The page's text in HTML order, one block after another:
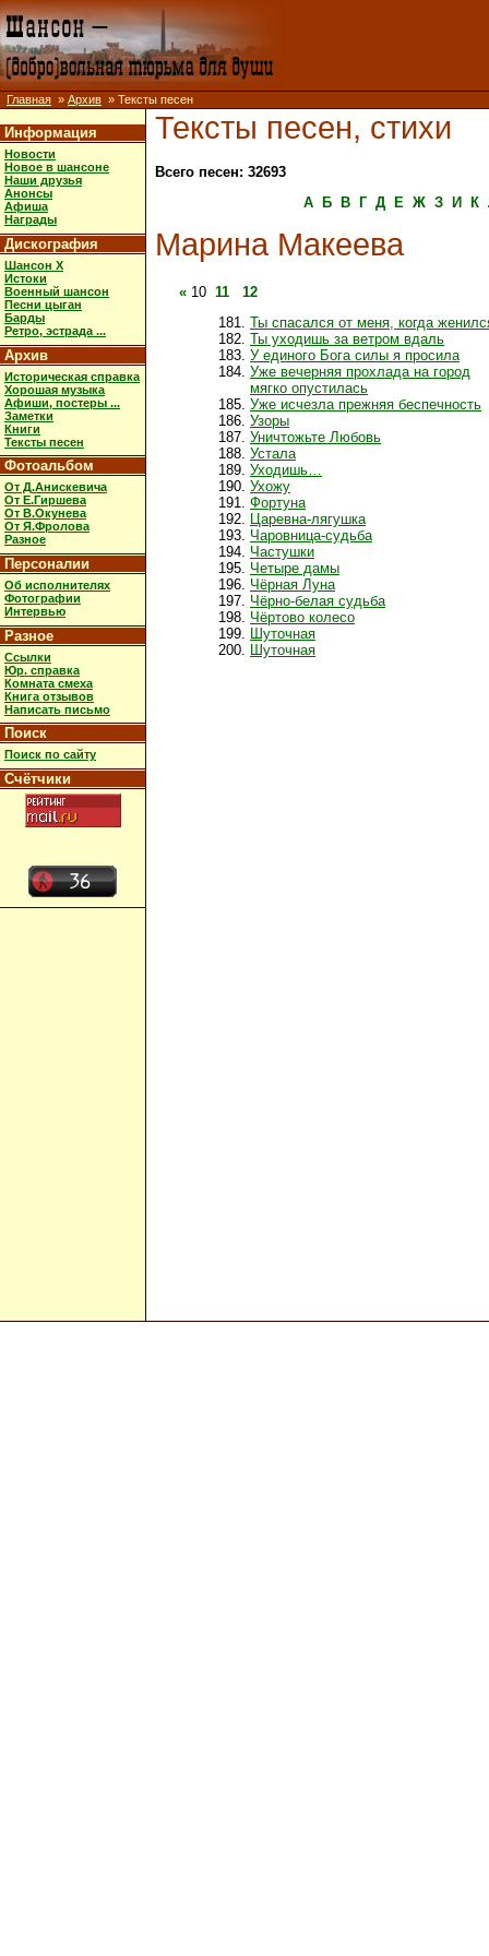
Главная » Архив » Тексты песен
Информация
Новости
Новое в шансоне
Наши друзья
Анонсы
Афиша
Награды
Дискография
Шансон X
Истоки
Военный шансон
Песни цыган
Барды
Ретро, эстрада ...
Архив
Историческая справка
Хорошая музыка
Афиши, постеры ...
Заметки
Книги
Тексты песен
Фотоальбом
От Д.Анискевича
От Е.Гиршева
От В.Окунева
От Я.Фролова
Разное
Персоналии
Об исполнителях
Фотографии
Интервью
Разное
Ссылки
Юр. справка
Комната смеха
Книга отзывов
Написать письмо
Поиск
Поиск по сайту
Счётчики
Тексты песен, стихи
Всего песен: 32693
А
Б В Г Д Е Ж З И К
Марина Макеева
« 10 11
12
Ты спасался от меня, когда
Ты уходишь за ветром вдаль
У единого Бога силы я просила
Уже вечерняя прохлада на город
мягко опустилась
Уже исчезла прежняя беспечность
Узоры
Уничтожьте Любовь
Устала
Уходишь…
Ухожу
Фортуна
Царевна-лягушка
Чаровница-судьба
Частушки
Четыре дамы
Чёрная Луна
Чёрно-белая судьба
Чёртово колесо
Шуточная
Шуточная